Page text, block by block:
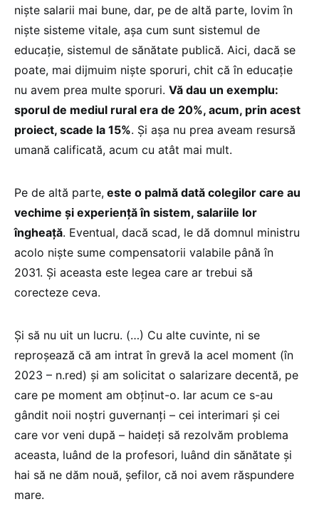
niște salarii mai bune, dar, pe de altă parte, lovim în
niște sisteme vitale, așa cum sunt sistemul de
educație, sistemul de sănătate publică. Aici, dacă se
poate, mai dijmuim niște sporuri, chit că în educație
nu avem prea multe sporuri. Vă dau un exemplu:
sporul de mediul rural era de 20%, acum, prin acest
proiect, scade la 15%. Și așa nu prea aveam resursă
umană calificată, acum cu atât mai mult.
Pe de altă parte, este o palmă dată colegilor care au
vechime și experiență în sistem, salariile lor
îngheață. Eventual, dacă scad, le dă domnul ministru
acolo niște sume compensatorii valabile până în
2031. Și aceasta este legea care ar trebui să
corecteze ceva.
Și să nu uit un lucru. (…) Cu alte cuvinte, ni se
reproșează că am intrat în grevă la acel moment (în
2023 – n.red) și am solicitat o salarizare decentă, pe
care pe moment am obținut-o. Iar acum ce s-au
gândit noii noștri guvernanți – cei interimari și cei
care vor veni după – haideți să rezolvăm problema
aceasta, luând de la profesori, luând din sănătate și
hai să ne dăm nouă, șefilor, că noi avem răspundere
mare.